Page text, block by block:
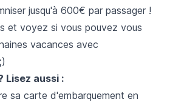
jusqu'à 600€ par passager !
et voyez si vous pouvez vous
vacances avec
Lisez aussi :
sa carte d'embarquement en